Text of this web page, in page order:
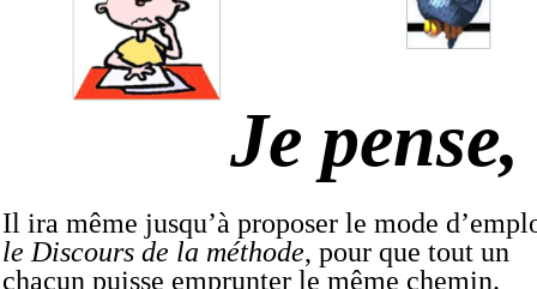
Je
Il ira même jusqu’à proposer le mode
le Discours de la méthode, pour que tout un
chacun puisse emprunter le même chemin.